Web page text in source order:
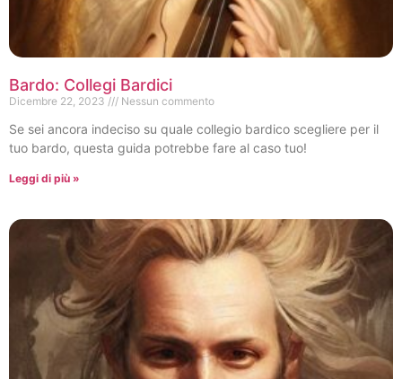
Bardo: Collegi Bardici
Dicembre 22, 2023 Nessun commento
Se sei ancora indeciso su quale collegio bardico scegliere per il
tuo bardo, questa guida potrebbe fare al caso tuo!
Leggi di più »